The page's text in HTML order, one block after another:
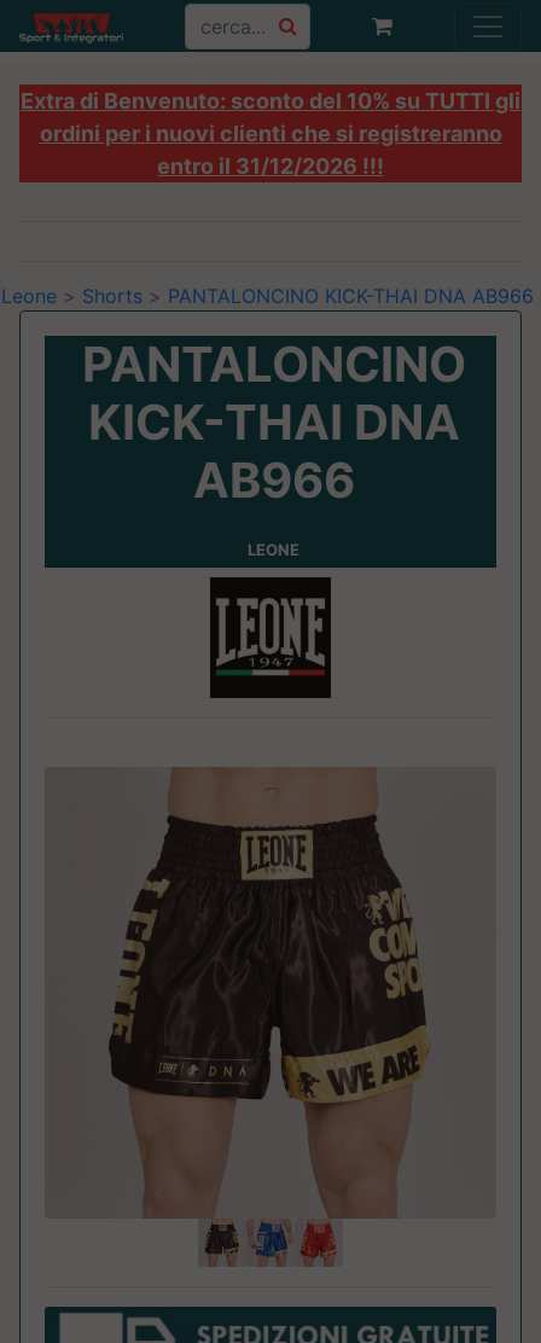
Extra di Benvenuto: sconto del 10% su TUTTI gli
ordini per i nuovi clienti che si registreranno
entro il 31/12/2026 !!!
Leone > Shorts > PANTALONCINO KICK-THAI DNA AB966
PANTALONCINO
KICK-THAI DNA
AB966
LEONE